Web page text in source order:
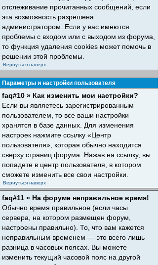
отслеживание прочитанных сообщений, если
эта возможность разрешена
администратором. Если у вас имеются
проблемы с входом или с выходом из форума,
то функция удаления cookies может помочь в
решении этой проблемы.
Вернуться наверх
Параметры и настройки пользователя
faq#10 » Как изменить мои настройки?
Если вы являетесь зарегистрированным
пользователем, то все ваши настройки
хранятся в базе данных. Для изменения
настроек нажмите ссылку «Центр
пользователя», которая обычно находится
сверху страниц форума. Нажав на ссылку, вы
попадете в центр пользователя, в котором
сможете изменить все свои настройки.
Вернуться наверх
faq#11 » На форуме неправильное время!
Обычно время правильное (если часы
сервера, на котором размещен форум,
настроены правильно). То, что вам кажется
неправильным временем — это всего лишь
разница в часовых поясах. Вы можете
изменить текущий часовой пояс на другой